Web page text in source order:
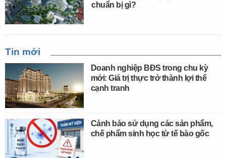
chuẩn bị gì?
Tin mới
Doanh nghiệp BĐS trong chu kỳ
mới: Giá trị thực trở thành lợi thế
cạnh tranh
Cảnh báo sử dụng các sản phẩm,
chế phẩm sinh học từ tế bào gốc